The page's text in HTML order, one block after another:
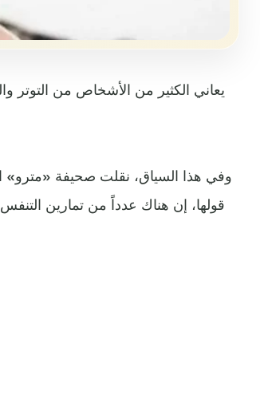
يعاني الكثير من الأشخاص من التوتر
وفي هذا السياق، نقلت صحيفة «مترو»
قولها، إن هناك عدداً من تمارين